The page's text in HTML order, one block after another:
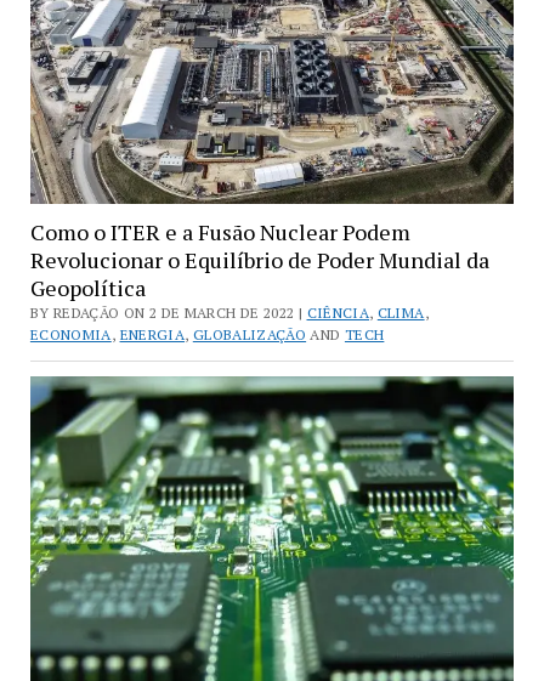
Como o ITER e a Fusão Nuclear Podem
Revolucionar o Equilíbrio de Poder Mundial da
Geopolítica
BY REDAÇÃO ON 2 DE MARCH DE 2022 | CIÊNCIA, CLIMA,
ECONOMIA, ENERGIA, GLOBALIZAÇÃO AND TECH